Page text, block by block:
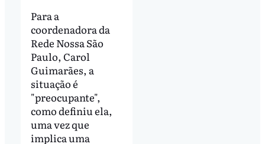
Para a
coordenadora da
Rede Nossa São
Paulo, Carol
Guimarães, a
situação é
"preocupante",
como definiu ela,
uma vez que
implica uma